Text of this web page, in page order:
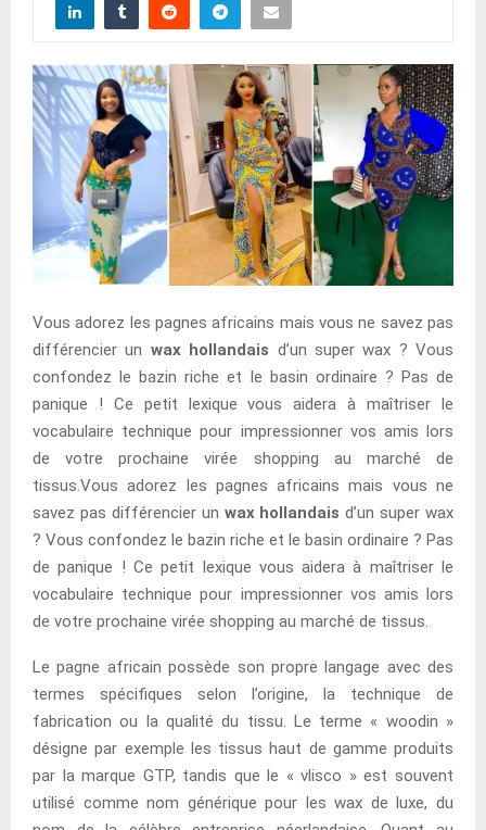
Vous adorez les pagnes africains mais vous ne savez pas
différencier un wax hollandais d’un super wax ? Vous
confondez le bazin riche et le basin ordinaire ? Pas de
panique ! Ce petit lexique vous aidera à maîtriser le
vocabulaire technique pour impressionner vos amis lors
de votre prochaine virée shopping au marché de
tissus.Vous adorez les pagnes africains mais vous ne
savez pas différencier un wax hollandais d’un super wax
? Vous confondez le bazin riche et le basin ordinaire ? Pas
de panique ! Ce petit lexique vous aidera à maîtriser le
vocabulaire technique pour impressionner vos amis lors
de votre prochaine virée shopping au marché de tissus.
Le pagne africain possède son propre langage avec des
termes spécifiques selon l’origine, la technique de
fabrication ou la qualité du tissu. Le terme « woodin »
désigne par exemple les tissus haut de gamme produits
par la marque GTP, tandis que le « vlisco » est souvent
utilisé comme nom générique pour les wax de luxe, du